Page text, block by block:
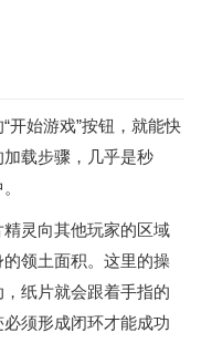
开始游戏”按钮，就能快
载步骤，几乎是秒
灵向其他玩家的区域
领土面积。这里的操
纸片就会跟着手指的
须形成闭环才能成功